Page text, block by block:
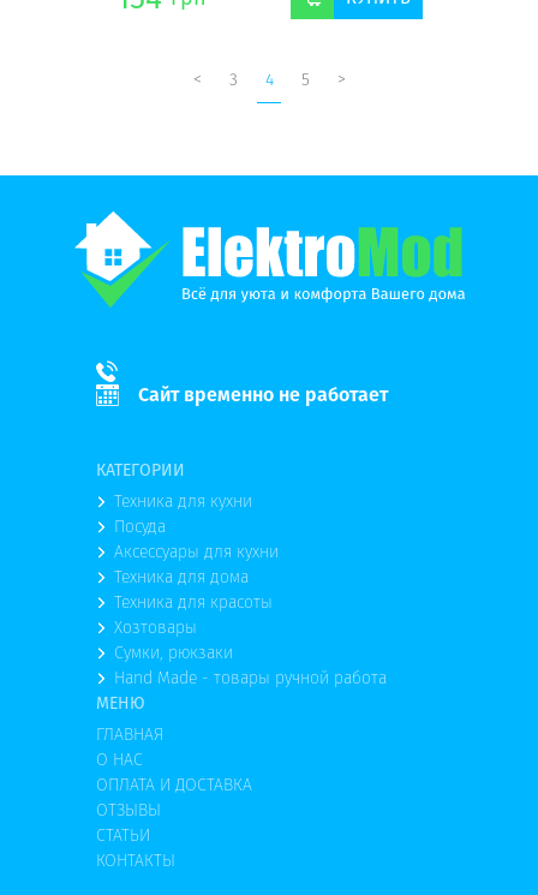
< 3 4 5 >
Сайт временно не работает
КАТЕГОРИИ
Техника для кухни
Посуда
Аксессуары для кухни
Техника для дома
Техника для красоты
Хозтовары
Сумки, рюкзаки
Hand Made - товары ручной работа
МЕНЮ
ГЛАВНАЯ
О НАС
ОПЛАТА И ДОСТАВКА
ОТЗЫВЫ
СТАТЬИ
КОНТАКТЫ